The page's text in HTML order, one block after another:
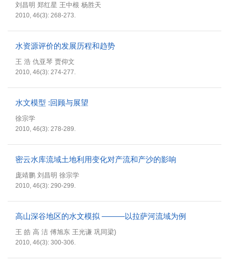
刘昌明 郑红星 王中根 杨胜天
2010, 46(3): 268-273.
水资源评价的发展历程和趋势
王 浩 仇亚琴 贾仰文
2010, 46(3): 274-277.
水文模型 :回顾与展望
徐宗学
2010, 46(3): 278-289.
密云水库流域土地利用变化对产流和产沙的影响
庞靖鹏 刘昌明 徐宗学
2010, 46(3): 290-299.
高山深谷地区的水文模拟 ———以拉萨河流域为例
王 皓 高 洁 傅旭东 王光谦 巩同梁)
2010, 46(3): 300-306.